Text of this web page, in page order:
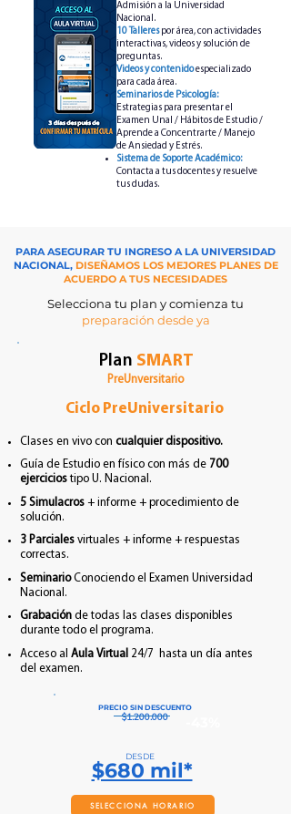
Admisión a la Universidad
Nacional.
10 Tallerespor área, con actividades
interactivas, videos y solución de
preguntas.
Videos y contenidoespecializado
para cada área.
Seminarios de Psicología:
Estrategias para presentar el
Examen Unal / Hábitos de Estudio /
Aprende a Concentrarte / Manejo
de Ansiedad y Estrés.
Sistema de Soporte Académico:
Contacta a tus docentes y resuelve
tus dudas.
PARA ASEGURAR TU INGRESO A LA UNIVERSIDAD
NACIONAL, DISEÑAMOS LOS MEJORES PLANES DE
ACUERDO A TUS NECESIDADES
Selecciona tu plan y comienza tu
preparación desde ya
Plan SMART
PreUnversitario
Ciclo PreUniversitario
Clases en vivo con cualquier dispositivo.
Guía de Estudio en físico con más de 700
ejerciciostipo U. Nacional.
5 Simulacros + informe + procedimiento de
solución.
3 Parciales virtuales + informe + respuestas
correctas.
SeminarioConociendo el Examen Universidad
Nacional.
Grabación de todas las clases disponibles
durante todo el programa.
Acceso al Aula Virtual 24/7 hasta un día antes
del examen.
PRECIO SIN DESCUENTO
$1.200.000
$680 mil*
DESDE
SELECCIONA HORARIO